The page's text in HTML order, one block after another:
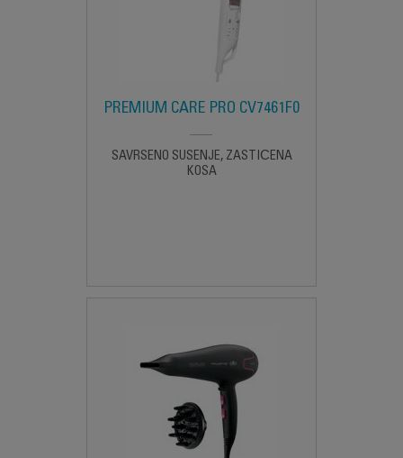
PREMIUM CARE PRO CV7461F0
SAVRŠENO SUŠENJE, ZAŠTIĆENA
KOSA